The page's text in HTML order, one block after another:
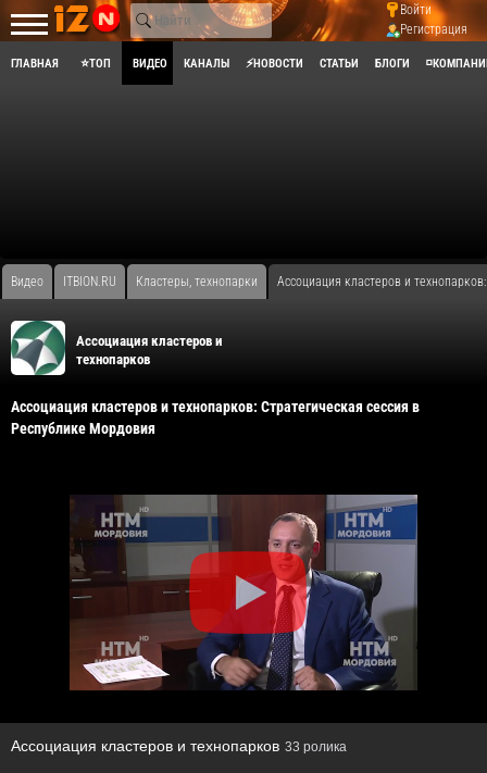
Войти
Регистрация
ГЛАВНАЯ ⭐ТОП ВИДЕО КАНАЛЫ ⚡НОВОСТИ СТАТЬИ БЛОГИ
Видео ITBION.RU Кластеры, технопарки ​Ассоциация кластеров и
Ассоциация кластеров и
технопарков
​Ассоциация кластеров и технопарков: Стратегическая сессия в
Республике Мордовия
Ассоциация кластеров и технопарков 33 ролика